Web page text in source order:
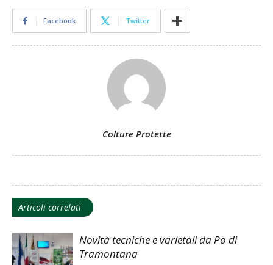
Facebook Twitter
Colture Protette
Articoli correlati
Novità tecniche e varietali da Po di
Tramontana